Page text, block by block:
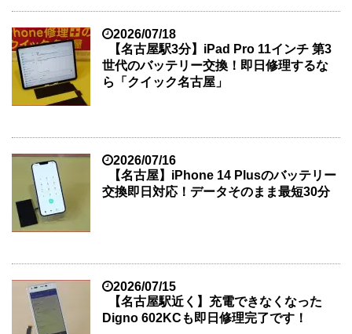
2026/07/18
【名古屋駅3分】iPad Pro 11インチ 第3
世代のバッテリー交換！即日修理するな
ら「クイック名古屋」
2026/07/16
【名古屋】iPhone 14 Plusのバッテリー
交換即日対応！データそのまま最短30分
2026/07/15
【名古屋駅近く】充電できなくなった
Digno 602KCも即日修理完了です！